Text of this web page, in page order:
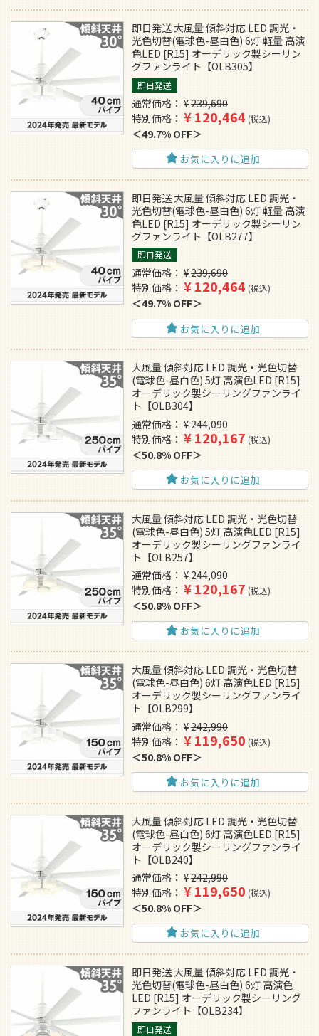
即日発送 大風量 傾斜対応 LED 調光・
光色切替(電球色-昼白色) 6灯 軽量 高演
色LED [R15] オーデリック製シーリン
グファンライト【OLB305】
即日発送
通常価格 ¥239,690
特別価格
¥120,464 税込
49.7% OFF
お気に入りに追加
即日発送 大風量 傾斜対応 LED 調光・
光色切替(電球色-昼白色) 6灯 軽量 高演
色LED [R15] オーデリック製シーリン
グファンライト【OLB277】
即日発送
通常価格 ¥239,690
特別価格
¥120,464 税込
49.7% OFF
お気に入りに追加
大風量 傾斜対応 LED 調光・光色切替
(電球色-昼白色) 5灯 高演色LED [R15]
オーデリック製シーリングファンライ
ト【OLB304】
通常価格
¥244,090
特別価格
¥120,167 税込
50.8% OFF
お気に入りに追加
大風量 傾斜対応 LED 調光・光色切替
(電球色-昼白色) 5灯 高演色LED [R15]
オーデリック製シーリングファンライ
ト【OLB257】
通常価格
¥244,090
特別価格
¥120,167 税込
50.8% OFF
お気に入りに追加
大風量 傾斜対応 LED 調光・光色切替
(電球色-昼白色) 6灯 高演色LED [R15]
オーデリック製シーリングファンライ
ト【OLB299】
通常価格
¥242,990
特別価格
¥119,650 税込
50.8% OFF
お気に入りに追加
大風量 傾斜対応 LED 調光・光色切替
(電球色-昼白色) 6灯 高演色LED [R15]
オーデリック製シーリングファンライ
ト【OLB240】
通常価格
¥242,990
特別価格
¥119,650 税込
50.8% OFF
お気に入りに追加
即日発送 大風量 傾斜対応 LED 調光・
光色切替(電球色-昼白色) 6灯 高演色
LED [R15] オーデリック製シーリング
ファンライト【OLB234】
即日発送